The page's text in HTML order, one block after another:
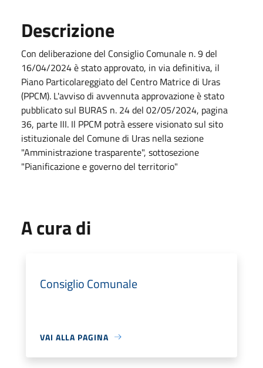
Descrizione
Con deliberazione del Consiglio Comunale n. 9 del
16/04/2024 è stato approvato, in via definitiva, il
Piano Particolareggiato del Centro Matrice di Uras
(PPCM). L'avviso di avvennuta approvazione è stato
pubblicato sul BURAS n. 24 del 02/05/2024, pagina
36, parte III. Il PPCM potrà essere visionato sul sito
istituzionale del Comune di Uras nella sezione
"Amministrazione trasparente", sottosezione
"Pianificazione e governo del territorio"
A cura di
Consiglio Comunale
VAI ALLA PAGINA